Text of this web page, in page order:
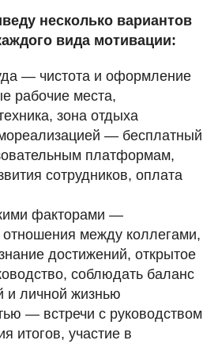
несколько вариантов
вида мотивации:
— чистота и оформление
рабочие места,
зона отдыха
— бесплатный
платформам,
сотрудников, оплата
факторами —
между коллегами,
достижений, открытое
соблюдать баланс
и личной жизнью
— встречи с руководством
итогов, участие в